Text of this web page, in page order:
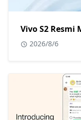
Vivo S2
2026/8/6